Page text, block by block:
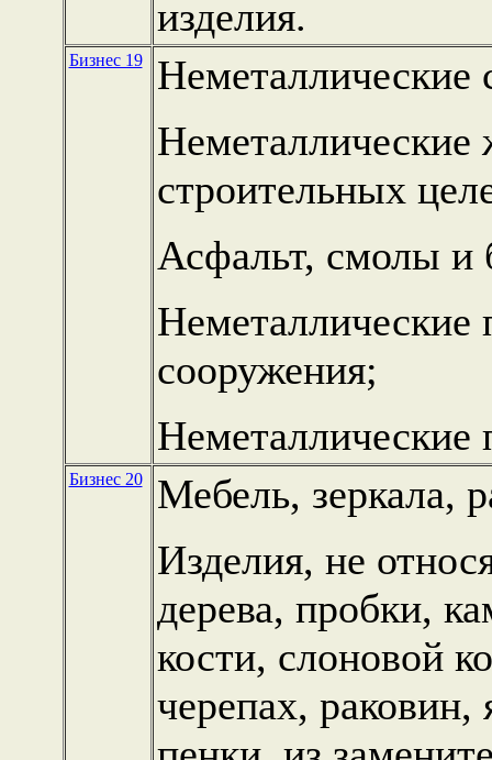
изделия.
Бизнес 19
Неметаллические
Неметаллические
строительных
Асфальт, смолы и
Неметаллические
сооружения;
Неметаллические
Бизнес 20
Мебель, зеркала,
Изделия, не
дерева, пробки,
кости, слоновой
черепах, раковин,